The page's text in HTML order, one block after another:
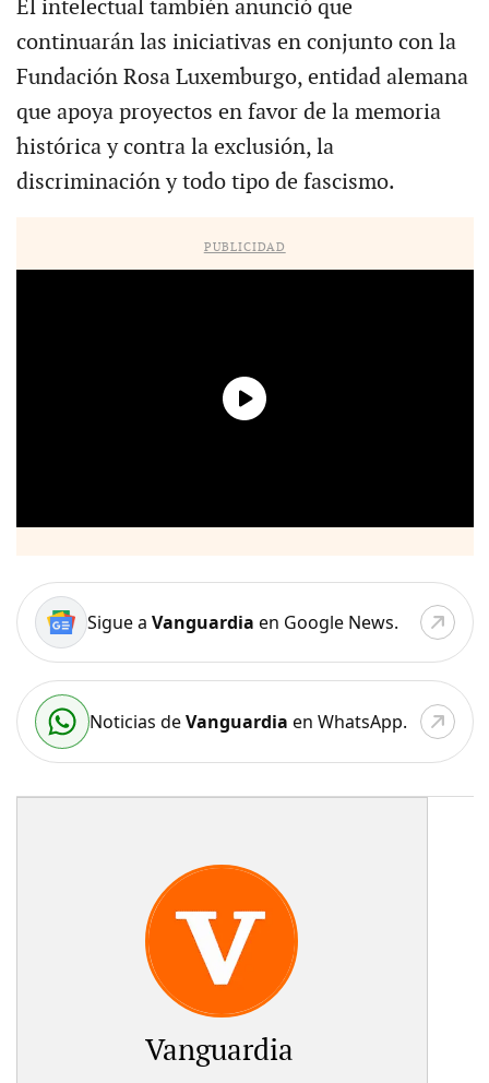
El intelectual también anunció que
continuarán las iniciativas en conjunto con la
Fundación Rosa Luxemburgo, entidad alemana
que apoya proyectos en favor de la memoria
histórica y contra la exclusión, la
discriminación y todo tipo de fascismo.
PUBLICIDAD
Sigue a Vanguardia en Google News.
Noticias deVanguardia en WhatsApp.
Vanguardia